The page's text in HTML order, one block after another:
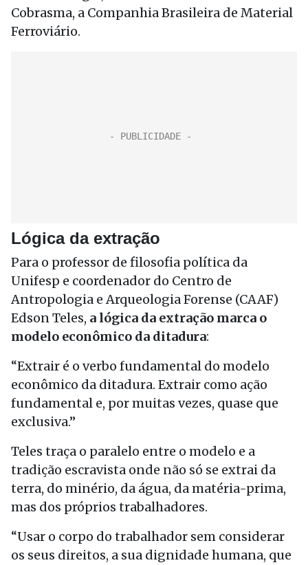
Cobrasma, a Companhia Brasileira de Material
Ferroviário.
Lógica da extração
Para o professor de filosofia política da
Unifesp e coordenador do Centro de
Antropologia e Arqueologia Forense (CAAF)
Edson Teles, a lógica da extração marca o
modelo econômico da ditadura:
“Extrair é o verbo fundamental do modelo
econômico da ditadura. Extrair como ação
fundamental e, por muitas vezes, quase que
exclusiva.”
Teles traça o paralelo entre o modelo e a
tradição escravista onde não só se extrai da
terra, do minério, da água, da matéria-prima,
mas dos próprios trabalhadores.
“Usar o corpo do trabalhador sem considerar
os seus direitos, a sua dignidade humana, que